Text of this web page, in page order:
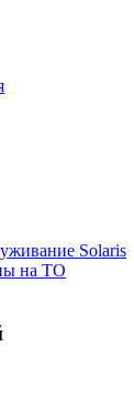
Solaris
на ТО